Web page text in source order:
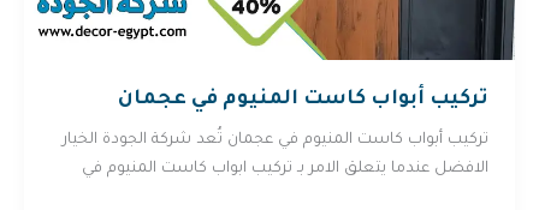
تركيب أبواب كاست المنيوم في عجمان
تركيب أبواب كاست المنيوم في عجمان تُعد شركة الجودة الخيار
الافضل عندما يتعلق الامر بـ تركيب ابواب كاست المنيوم في